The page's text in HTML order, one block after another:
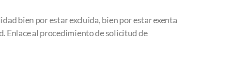
bien por estar excluida, bien por estar exenta
Enlace al procedimiento de solicitud de